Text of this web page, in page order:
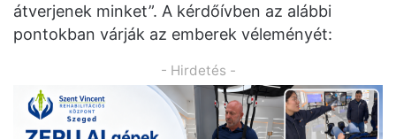
átverjenek minket”. A kérdőívben az alábbi
pontokban várják az emberek véleményét:
- Hirdetés -